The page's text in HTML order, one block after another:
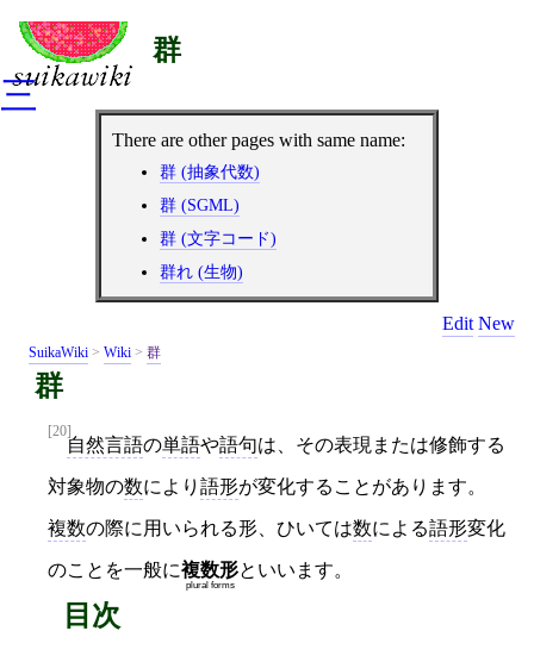
群
There are other pages with same name:
群 (抽象代数)
群 (SGML)
群 (文字コード)
群れ (生物)
Edit New
SuikaWiki > Wiki > 群
群
[20]
自然言語の単語や語句は、その表現または修飾する
対象物の数により 語形が変化することがあります。
複数の際に用いられる形、ひいては数による語形変化
のことを一般に複数形
plural forms
といいます。
目次
三